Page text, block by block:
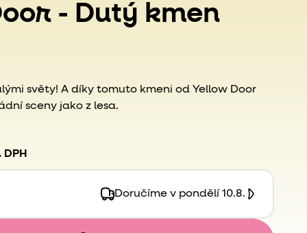
- Dutý kmen
světy! A díky tomuto kmeni od Yellow Door
sceny jako z lesa.
DPH
Doručíme v pondělí 10.8.